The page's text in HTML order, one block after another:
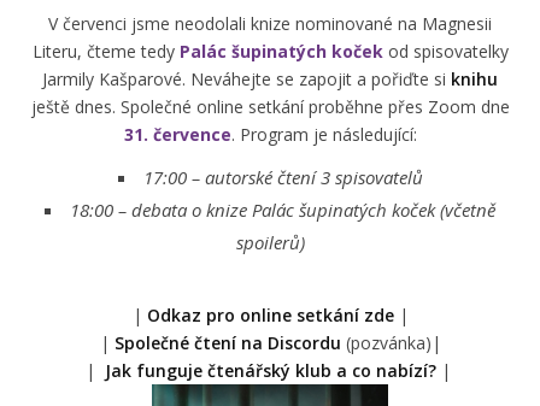
V červenci jsme neodolali knize nominované na Magnesii
Literu, čteme tedy Palác šupinatých koček od spisovatelky
Jarmily Kašparové. Neváhejte se zapojit a pořiďte si knihu
ještě dnes. Společné online setkání proběhne přes Zoom dne
31. července. Program je následující:
17:00 – autorské čtení 3 spisovatelů
18:00 – debata o knize Palác šupinatých koček (včetně
spoilerů)
| Odkaz pro online setkání zde|
| Společné čtení na Discordu (pozvánka)|
|
Jak funguje čtenářský klub a co nabízí?|